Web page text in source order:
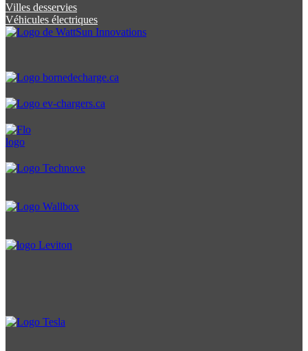
Villes desservies
Véhicules électriques